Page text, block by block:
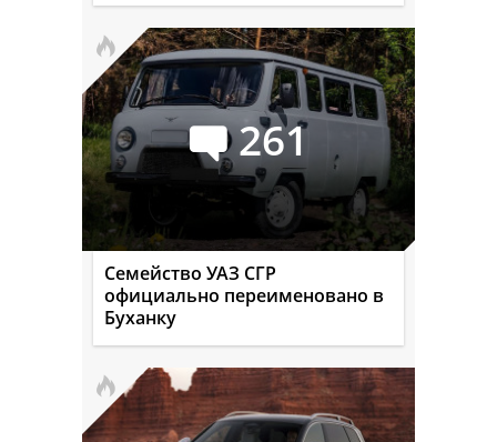
261
Семейство УАЗ СГР
официально переименовано в
Буханку